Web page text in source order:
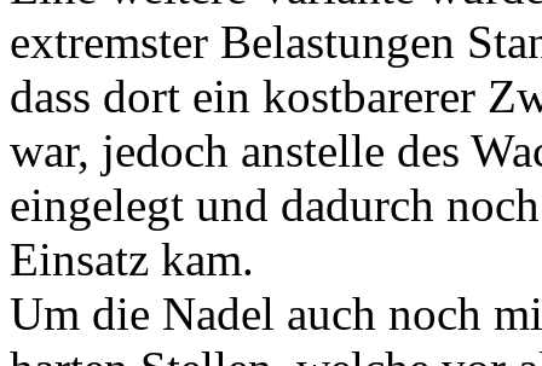
extremster Belastungen
dass dort ein kostbarerer
war, jedoch anstelle des
eingelegt und dadurch
Einsatz kam.
Um die Nadel auch noch